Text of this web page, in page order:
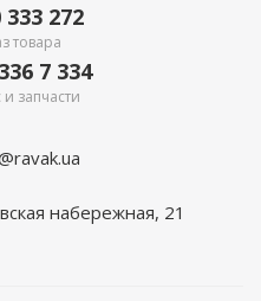
333 272
товара
7 334
запчасти
набережная, 21